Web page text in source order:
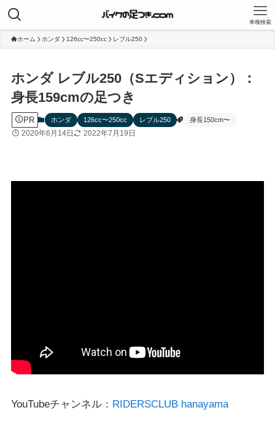
車種検索
ホーム ホンダ 126cc〜250cc レブル250
ホンダ レブル250（Sエディション）：
身長159cmの足つき
PR ホンダ 126cc〜250cc レブル250 身長150cm〜
2020年6月14日 2022年7月19日
YouTubeチャンネル： RIDERSCLUB hanayama